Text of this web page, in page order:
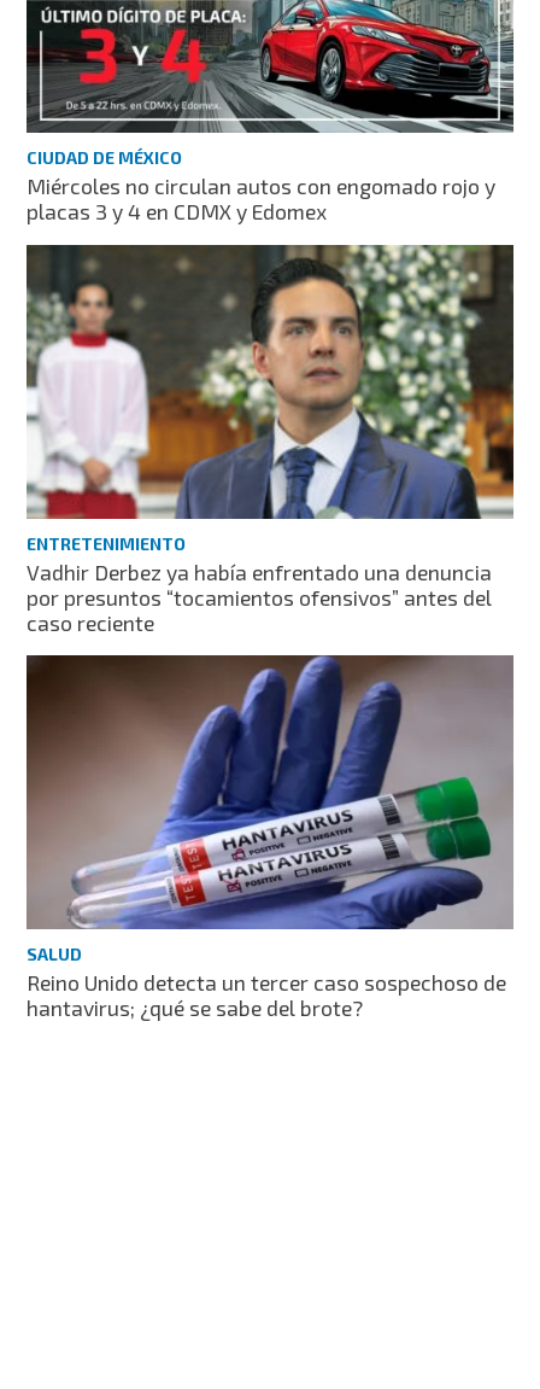
CIUDAD DE MÉXICO
Miércoles no circulan autos con engomado rojo y
placas 3 y 4 en CDMX y Edomex
ENTRETENIMIENTO
Vadhir Derbez ya había enfrentado una denuncia
por presuntos “tocamientos ofensivos” antes del
caso reciente
SALUD
Reino Unido detecta un tercer caso sospechoso de
hantavirus; ¿qué se sabe del brote?